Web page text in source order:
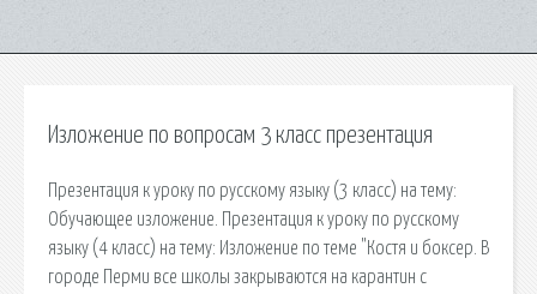
Изложение по вопросам 3 класс презентация
Презентация к уроку по русскому языку (3 класс) на тему:
Обучающее изложение. Презентация к уроку по русскому
языку (4 класс) на тему: Изложение по теме "Костя и боксер. В
городе Перми все школы закрываются на карантин с